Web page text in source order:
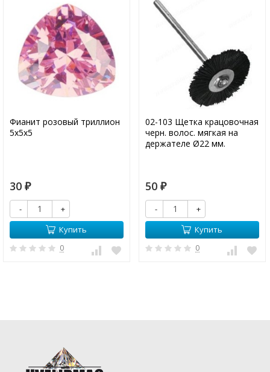
Фианит розовый триллион
5х5х5
30 ₽
-
+
Купить
0
02-103 Щетка крацовочная
черн. волос. мягкая на
держателе Ø22 мм.
50 ₽
-
+
Купить
0